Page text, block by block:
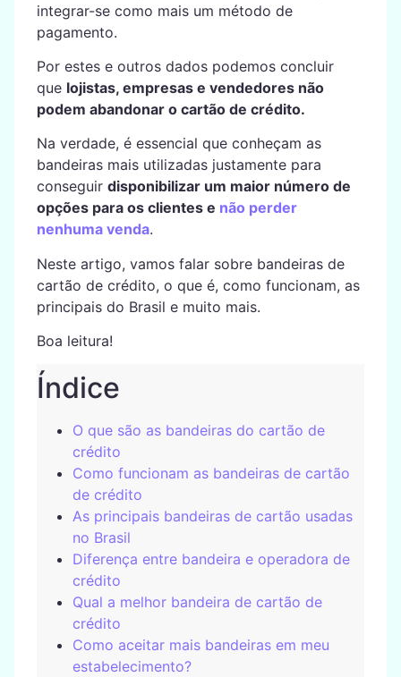
integrar-se como mais um método de
pagamento.
Por estes e outros dados podemos concluir
que lojistas, empresas e vendedores não
podem abandonar o cartão de crédito.
Na verdade, é essencial que conheçam as
bandeiras mais utilizadas justamente para
conseguir disponibilizar um maior número de
opções para os clientes e não perder
nenhuma venda.
Neste artigo, vamos falar sobre bandeiras de
cartão de crédito, o que é, como funcionam, as
principais do Brasil e muito mais.
Boa leitura!
Índice
O que são as bandeiras do cartão de
crédito
Como funcionam as bandeiras de cartão
de crédito
As principais bandeiras de cartão usadas
no Brasil
Diferença entre bandeira e operadora de
crédito
Qual a melhor bandeira de cartão de
crédito
Como aceitar mais bandeiras em meu
estabelecimento?